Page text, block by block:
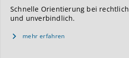
Schnelle Orientierung bei
und unverbindlich.
mehr erfahren